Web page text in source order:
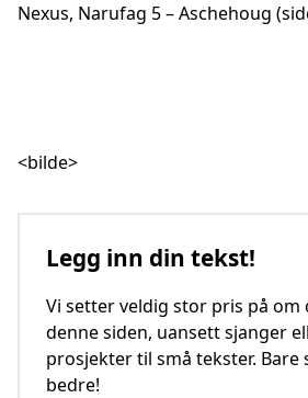
Nexus, Narufag 5 – Aschehoug
<bilde>
Legg inn din tekst!
Vi setter veldig stor pris på om
denne siden, uansett sjanger
prosjekter til små tekster. Bare
bedre!